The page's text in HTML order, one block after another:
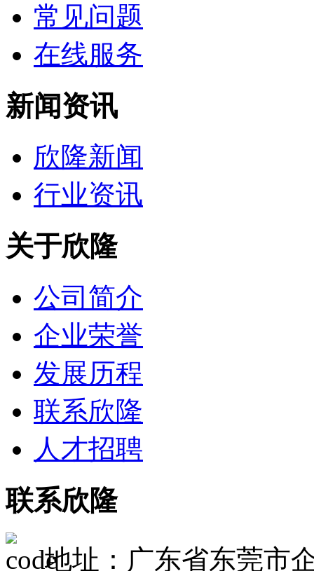
常见问题
在线服务
新闻资讯
欣隆新闻
行业资讯
关于欣隆
公司简介
企业荣誉
发展历程
联系欣隆
人才招聘
联系欣隆
地址：广东省东莞市